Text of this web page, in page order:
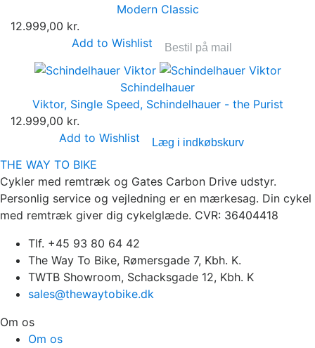
Modern Classic
12.999,00 kr.
Add to Wishlist
Bestil på mail
Schindelhauer
Viktor, Single Speed, Schindelhauer - the Purist
12.999,00 kr.
Add to Wishlist
Læg i indkøbskurv
THE WAY TO BIKE
Cykler med remtræk og Gates Carbon Drive udstyr.
Personlig service og vejledning er en mærkesag. Din cykel
med remtræk giver dig cykelglæde. CVR: 36404418
Tlf. +45 93 80 64 42
The Way To Bike, Rømersgade 7, Kbh. K.
TWTB Showroom, Schacksgade 12, Kbh. K
sales@thewaytobike.dk
Om os
Om os